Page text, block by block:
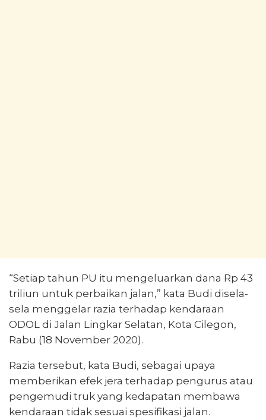
“Setiap tahun PU itu mengeluarkan dana Rp 43
triliun untuk perbaikan jalan,” kata Budi disela-
sela menggelar razia terhadap kendaraan
ODOL di Jalan Lingkar Selatan, Kota Cilegon,
Rabu (18 November 2020).
Razia tersebut, kata Budi, sebagai upaya
memberikan efek jera terhadap pengurus atau
pengemudi truk yang kedapatan membawa
kendaraan tidak sesuai spesifikasi jalan.